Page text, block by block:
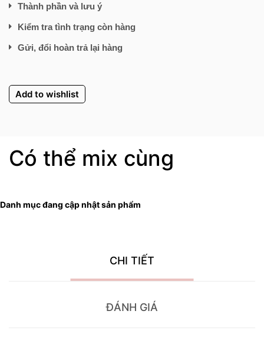
Thành phần và lưu ý
Kiểm tra tình trạng còn hàng
Gửi, đổi hoàn trả lại hàng
Add to wishlist
Có thể mix cùng
Danh mục đang cập nhật sản phẩm
CHI TIẾT
ĐÁNH GIÁ